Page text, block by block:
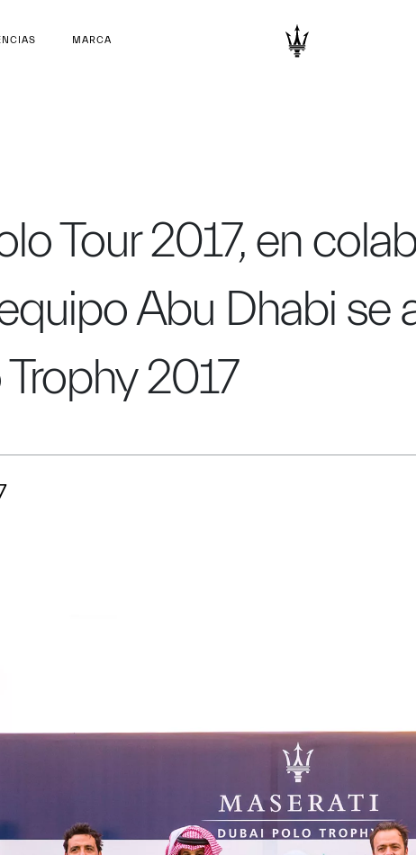
MARCA
Tour 2017, en
Abu Dhabi se
2017